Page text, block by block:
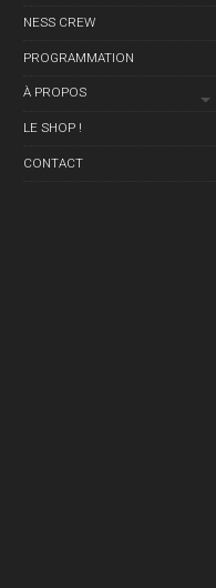
NESS CREW
PROGRAMMATION
À PROPOS
LE SHOP !
CONTACT